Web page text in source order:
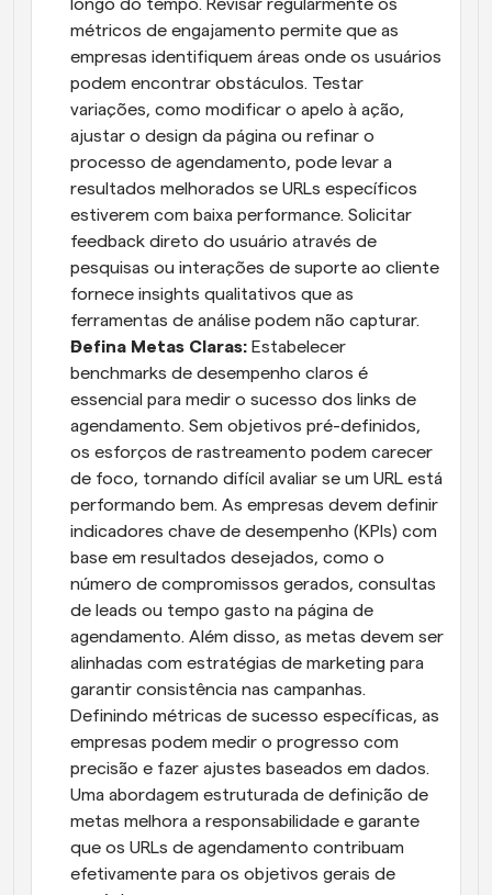
longo do tempo. Revisar regularmente os
métricos de engajamento permite que as
empresas identifiquem áreas onde os usuários
podem encontrar obstáculos. Testar
variações, como modificar o apelo à ação,
ajustar o design da página ou refinar o
processo de agendamento, pode levar a
resultados melhorados se URLs específicos
estiverem com baixa performance. Solicitar
feedback direto do usuário através de
pesquisas ou interações de suporte ao cliente
fornece insights qualitativos que as
ferramentas de análise podem não capturar.
Defina Metas Claras: Estabelecer
benchmarks de desempenho claros é
essencial para medir o sucesso dos links de
agendamento. Sem objetivos pré-definidos,
os esforços de rastreamento podem carecer
de foco, tornando difícil avaliar se um URL está
performando bem. As empresas devem definir
indicadores chave de desempenho (KPIs) com
base em resultados desejados, como o
número de compromissos gerados, consultas
de leads ou tempo gasto na página de
agendamento. Além disso, as metas devem ser
alinhadas com estratégias de marketing para
garantir consistência nas campanhas.
Definindo métricas de sucesso específicas, as
empresas podem medir o progresso com
precisão e fazer ajustes baseados em dados.
Uma abordagem estruturada de definição de
metas melhora a responsabilidade e garante
que os URLs de agendamento contribuam
efetivamente para os objetivos gerais de